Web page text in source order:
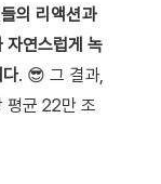
의 리액션과
자연스럽게 녹
. 😎 그 결과,
평균 22만 조